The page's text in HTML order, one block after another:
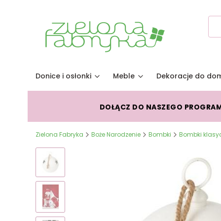
Donice i osłonki Meble Dekoracje do
DOŁĄCZ DO NASZEGO
Zielona Fabryka Boże Narodzenie Bombki Bombki